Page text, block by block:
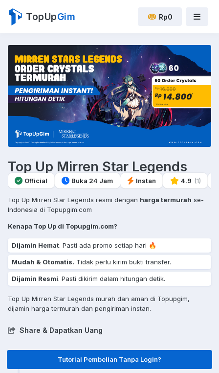
TopUpGim Rp0
Top Up Mirren Star Legends
Official Buka 24 Jam Instan 4.9 (1)
Top Up Mirren Star Legends resmi dengan harga termurah se-
Indonesia di Topupgim.com
Kenapa Top Up di Topupgim.com?
Dijamin Hemat. Pasti ada promo setiap hari 🔥
Mudah & Otomatis. Tidak perlu kirim bukti transfer.
Dijamin Resmi. Pasti dikirim dalam hitungan detik.
Top Up Mirren Star Legends murah dan aman di Topupgim,
dijamin harga termurah dan pengiriman instan.
Share & Dapatkan Uang
Tutorial Pembelian Tanpa Login?